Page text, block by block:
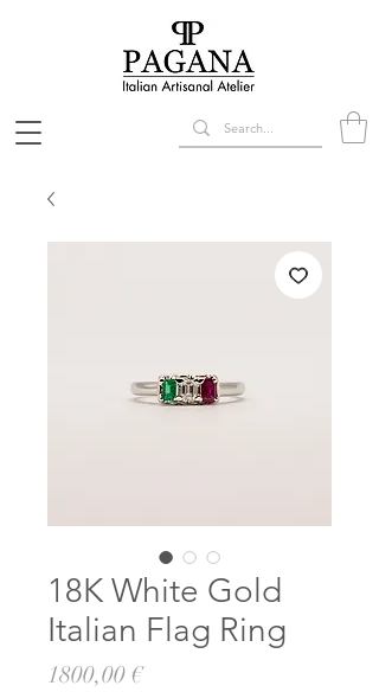
18K White Gold
Italian Flag Ring
1800,00 €Prezzo